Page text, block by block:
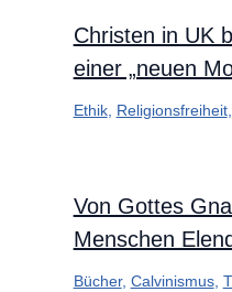
Christen in UK
einer „neuen
Ethik, Religionsfreiheit,
Von Gottes
Menschen Elend
Bücher, Calvinismus,